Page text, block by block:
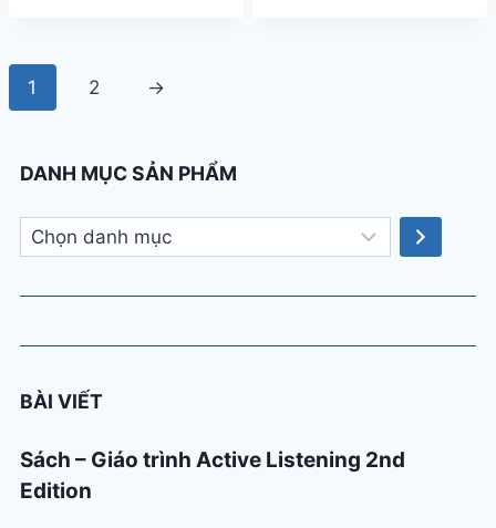
1 2 →
DANH MỤC SẢN PHẨM
Chọn
danh
mục
BÀI VIẾT
Sách – Giáo trình Active Listening 2nd
Edition